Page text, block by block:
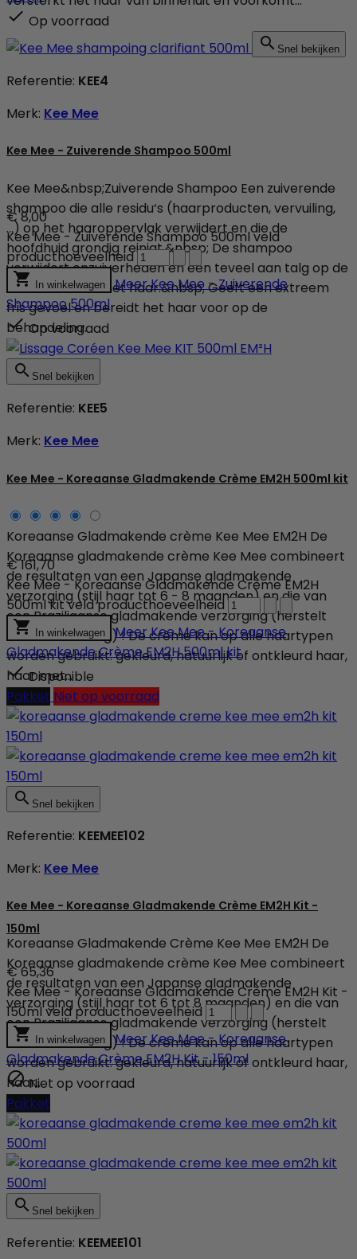
 Op voorraad
 Snel bekijken
Referentie: KEE4
Merk: Kee Mee
Kee Mee - Zuiverende Shampoo 500ml
Kee Mee&nbsp;Zuiverende Shampoo Een zuiverende
shampoo die alle residu‘s (haarproducten, vervuiling,
...) op het haaroppervlak verwijdert en die de
hoofdhuid grondig reinigt.&nbsp; De shampoo
verwijdert onzuiverheden en een teveel aan talg op de
hoofdhuid en in het haar.&nbsp; Geeft een extreem
fris gevoel en bereidt het haar voor op de
behandeling.
€ 8,00
Kee Mee - Zuiverende Shampoo 500ml veld
producthoeveelheid
 In winkelwagen MeerKee Mee - Zuiverende
Shampoo 500ml
Op voorraad
 Snel bekijken
Referentie: KEE5
Merk: Kee Mee
Kee Mee - Koreaanse Gladmakende Crème EM2H 500ml kit
Koreaanse Gladmakende crème Kee Mee EM2H De
Koreaanse gladmakende crème Kee Mee combineert
de resultaten van een Japanse gladmakende
verzorging (stijl haar tot 6 - 8 maanden) en die van
een Braziliaanse gladmakende verzorging (herstelt
het haar volledig) ! De crème kan op alle haartypen
worden gebruikt: gekleurd, natuurlijk of ontkleurd haar,
haar met...
€ 161,70
Kee Mee - Koreaanse Gladmakende Crème EM2H
500ml kit veld producthoeveelheid
 In winkelwagen MeerKee Mee - Koreaanse
Gladmakende Crème EM2H 500ml kit
Disponible
Pakket Niet op voorraad
 Snel bekijken
Referentie: KEEMEE102
Merk: Kee Mee
Kee Mee - Koreaanse Gladmakende Crème EM2H Kit -
150ml
Koreaanse Gladmakende Crème Kee Mee EM2H De
Koreaanse gladmakende crème Kee Mee combineert
de resultaten van een Japanse gladmakende
verzorging (stijl haar tot 6 tot 8 maanden) en die van
een Braziliaanse gladmakende verzorging (herstelt
het haar volledig) ! De crème kan op alle haartypen
worden gebruikt: gekleurd, natuurlijk of ontkleurd haar,
haar...
€ 65,36
Kee Mee - Koreaanse Gladmakende Crème EM2H Kit -
150ml veld producthoeveelheid
 In winkelwagen MeerKee Mee - Koreaanse
Gladmakende Crème EM2H Kit - 150ml
Niet op voorraad
Pakket
 Snel bekijken
Referentie: KEEMEE101